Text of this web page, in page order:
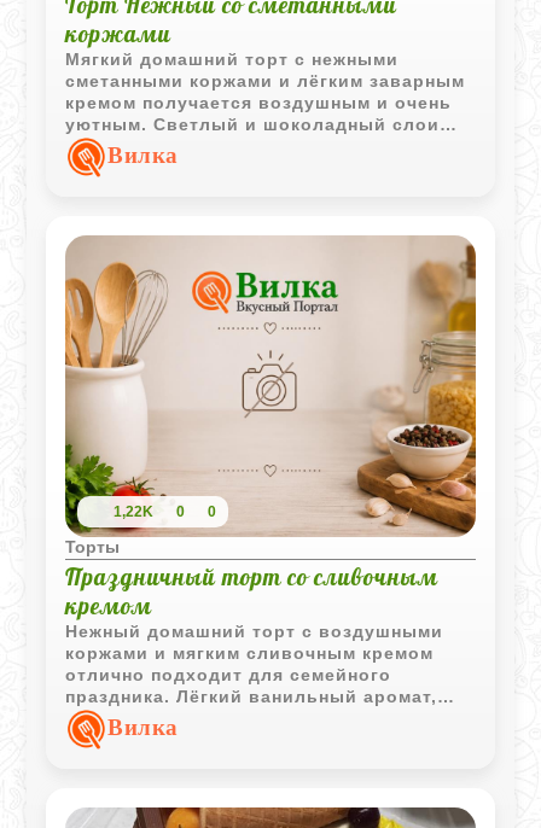
коржами
Мягкий домашний торт с нежными
сметанными коржами и лёгким заварным
кремом получается воздушным и очень
уютным. Светлый и шоколадный слои
делают десерт красивым в разрезе, а
белковая глазурь добавляет приятную
Вилка
1,22K 0 0
Торты
Праздничный торт со сливочным
кремом
Нежный домашний торт с воздушными
коржами и мягким сливочным кремом
отлично подходит для семейного
праздника. Лёгкий ванильный аромат,
цукаты и орехи делают десерт нарядным
и особенно уютным.
Вилка